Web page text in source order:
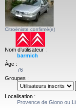
Citroëniste confirmé(e)
Nom d’utilisateur :
barmich
Âge :
76
Groupes :
Localisation :
Provence de Giono ou